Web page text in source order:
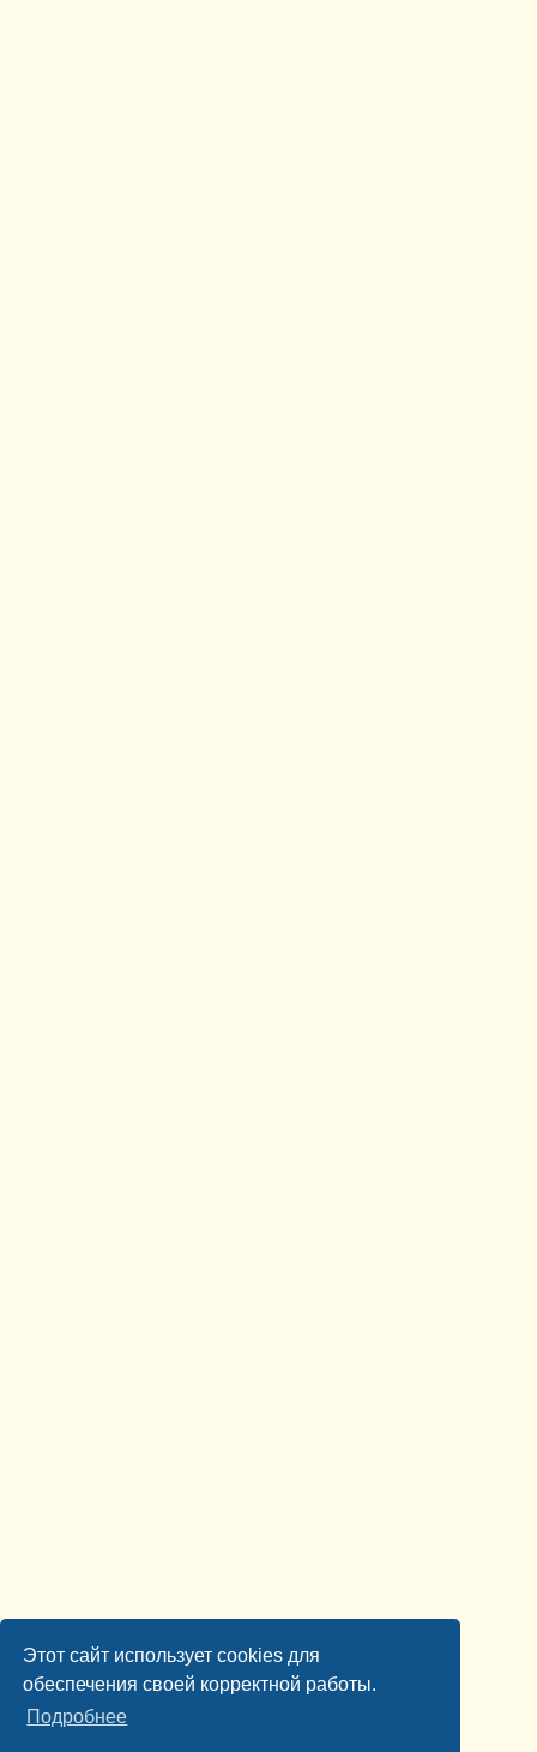
Этот сайт использует cookies для
обеспечения своей корректной работы.
Подробнее